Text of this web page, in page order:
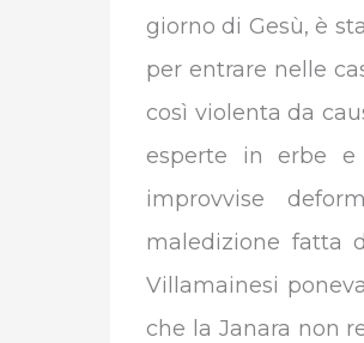
giorno di Gesù, è
per entrare nelle
così violenta da
esperte in erbe e
improvvise
maledizione fatta
Villamainesi
che la Janara non